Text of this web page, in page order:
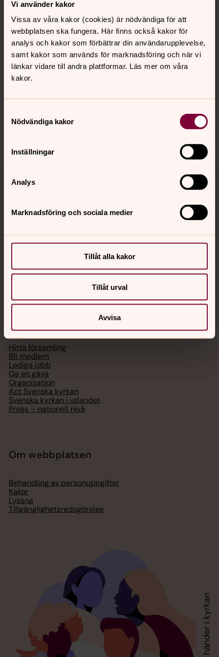
Vi använder kakor
Vissa av våra kakor (cookies) är nödvändiga för att
webbplatsen ska fungera. Här finns också kakor för
analys och kakor som förbättrar din användarupplevelse,
samt kakor som används för marknadsföring och när vi
länkar vidare till andra plattformar. Läs mer om våra
kakor.
Nödvändiga kakor
Inställningar
Analys
Marknadsföring och sociala medier
Tillåt alla kakor
Tillåt urval
Avvisa
Kalender
Hitta snabbt
Jourhavande präst
Akut samtals- och krisstöd. Prata eller chatta anonymt
med en präst på kvällar och nätter.
Telefon 112
Hitta församling
Bli medlem
Lediga jobb
Ge en gåva
Organisation
Act Svenska kyrkan
Svenska kyrkan i utlandet
Press – nationell nivå
Om webbplatsen
Behandling av personuppgifter
Kakor
Lyssna
Tillgänglighetsredogörelse